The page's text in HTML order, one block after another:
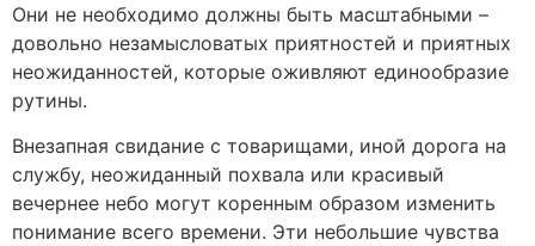
Они не необходимо должны быть масштабными –
довольно незамысловатых приятностей и приятных
неожиданностей, которые оживляют единообразие
рутины.
Внезапная свидание с товарищами, иной дорога на
службу, неожиданный похвала или красивый
вечернее небо могут коренным образом изменить
понимание всего времени. Эти небольшие чувства